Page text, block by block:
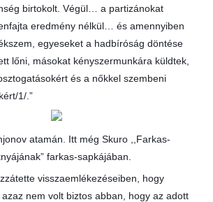
birtokolt. Végül… a partizánokat
eredmény nélkül… és amennyiben
egyeseket a hadbíróság döntése
lőni, másokat kényszermunkára küldtek,
és a nőkkel szembeni
1/.”
atamán. Itt még Skuro ,,Farkas-
farkas-sapkájában.
visszaemlékezéseiben, hogy
azaz nem volt biztos abban, hogy az adott